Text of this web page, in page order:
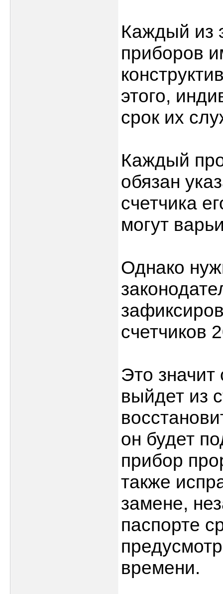
Каждый из
приборов
этого,
срок их
Каждый
обязан
счетчика
могут
Однако
счетчиков
Это
выйдет из
он будет
прибор
также
замене,
паспорте
времени.